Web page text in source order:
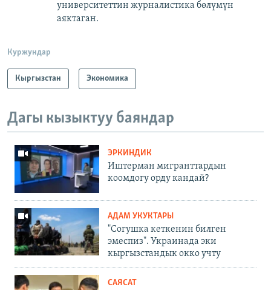
университеттин журналистика бөлүмүн
аяктаган.
Куржундар
Кыргызстан Экономика
Дагы кызыктуу баяндар
ЭРКИНДИК
Иштерман мигранттардын
коомдогу орду кандай?
АДАМ УКУКТАРЫ
"Согушка кеткенин билген
эмеспиз". Украинада эки
кыргызстандык окко учту
САЯСАТ